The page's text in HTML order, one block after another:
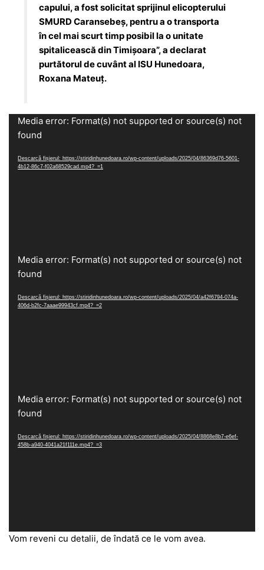
capului, a fost solicitat sprijinul elicopterului
SMURD Caransebeș, pentru a o transporta
în cel mai scurt timp posibil la o unitate
spitalicească din Timișoara”, a declarat
purtătorul de cuvânt al ISU Hunedoara,
Roxana Mateuț.
Player
video
Media error: Format(s) not supported or source(s) not
found
Descarcă fișierul: https://stiridinhunedoara.ro/wp-content/uploads/2025/04/86369d76-5601-
4b12-86c7-f02a68529cad.mp4?_=1
Player
video
Media error: Format(s) not supported or source(s) not
found
Descarcă fișierul: https://stiridinhunedoara.ro/wp-content/uploads/2025/04/a42f6794-074a-
406d-b2fc-7aaae99943cf.mp4?_=2
Player
video
Media error: Format(s) not supported or source(s) not
found
Descarcă fișierul: https://stiridinhunedoara.ro/wp-content/uploads/2025/04/8868e8b7-e6ef-
458b-a940-4041a21f111e.mp4?_=3
Vom reveni cu detalii, de îndată ce le vom avea.